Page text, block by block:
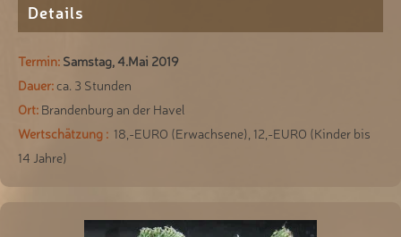
Details
Termin:Samstag, 4.Mai 2019
Dauer:ca. 3 Stunden
Ort: Brandenburg an der Havel
Wertschätzung : 18,-EURO (Erwachsene), 12,-EURO (Kinder bis
14 Jahre)